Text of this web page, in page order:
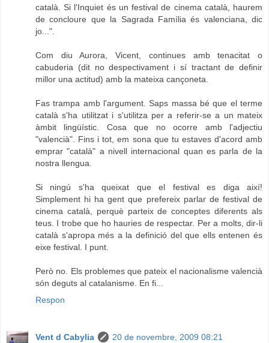
català. Si l'Inquiet és un festival de cinema català, haurem
de concloure que la Sagrada Família és valenciana, dic
jo...".
Com diu Aurora, Vicent, continues amb tenacitat o
cabuderia (dit no despectivament i sí tractant de definir
millor una actitud) amb la mateixa cançoneta.
Fas trampa amb l'argument. Saps massa bé que el terme
català s'ha utilitzat i s'utilitza per a referir-se a un mateix
àmbit lingüístic. Cosa que no ocorre amb l'adjectiu
"valencià". Fins i tot, em sona que tu estaves d'acord amb
emprar "català" a nivell internacional quan es parla de la
nostra llengua.
Si ningú s'ha queixat que el festival es diga així!
Simplement hi ha gent que prefereix parlar de festival de
cinema català, perquè parteix de conceptes diferents als
teus. I trobe que ho hauries de respectar. Per a molts, dir-li
català s'apropa més a la definició del que ells entenen és
eixe festival. I punt.
Però no. Els problemes que pateix el nacionalisme valencià
són deguts al catalanisme. En fi...
Respon
Vent d Cabylia
20 de novembre, 2009 08:21